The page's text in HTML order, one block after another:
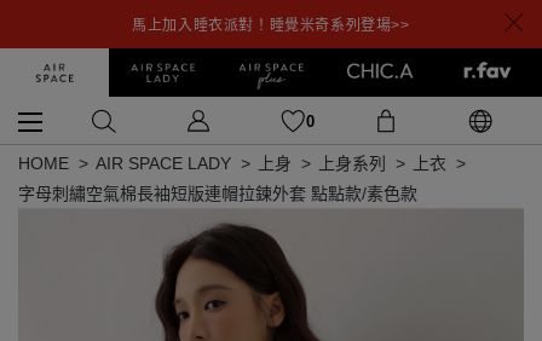
馬上加入睡衣派對！睡覺米奇系列登場>>
0
HOME AIR SPACE LADY 上身 上身系列
上衣
字母刺繡空氣棉長袖短版連帽拉鍊外套 點點款/素色款